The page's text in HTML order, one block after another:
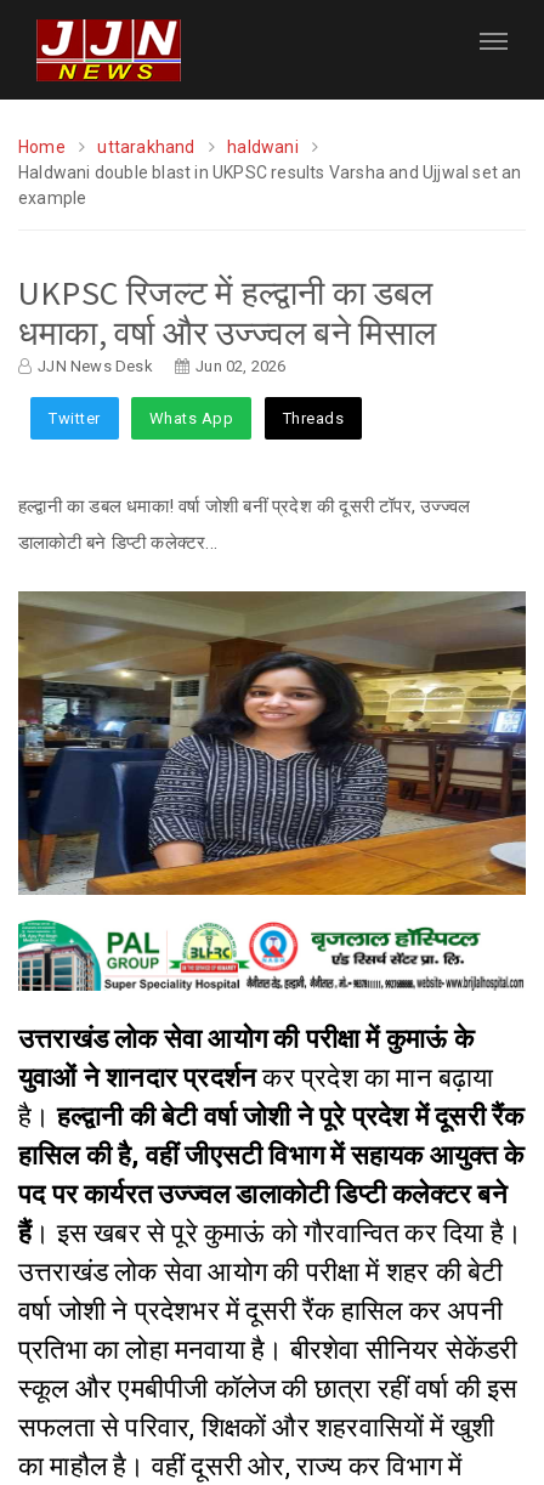
Home uttarakhand
haldwani
Haldwani double blast in UKPSC results Varsha and Ujjwal set an
example
UKPSC रिजल्ट में हल्द्वानी का डबल
धमाका, वर्षा और उज्ज्वल बने मिसाल
JJN News Desk Jun 02, 2026
Twitter Whats App Threads
हल्द्वानी का डबल धमाका! वर्षा जोशी बनीं प्रदेश की दूसरी टॉपर, उज्ज्वल
डालाकोटी बने डिप्टी कलेक्टर...
उत्तराखंड लोक सेवा आयोग की परीक्षा में कुमाऊं के
युवाओं ने शानदार प्रदर्शनकर प्रदेश का मान बढ़ाया
है।हल्द्वानी की बेटी वर्षा जोशी ने पूरे प्रदेश में दूसरी रैंक
हासिल की है, वहीं जीएसटी विभाग में सहायक आयुक्त के
पद पर कार्यरत उज्ज्वल डालाकोटी डिप्टी कलेक्टर बने
हैं। इस खबर से पूरे कुमाऊं को गौरवान्वित कर दिया है।
उत्तराखंड लोक सेवा आयोग की परीक्षा में शहर की बेटी
वर्षा जोशी ने प्रदेशभर में दूसरी रैंक हासिल कर अपनी
प्रतिभा का लोहा मनवाया है। बीरशेवा सीनियर सेकेंडरी
स्कूल और एमबीपीजी कॉलेज की छात्रा रहीं वर्षा की इस
सफलता से परिवार, शिक्षकों और शहरवासियों में खुशी
का माहौल है। वहीं दूसरी ओर, राज्य कर विभाग में